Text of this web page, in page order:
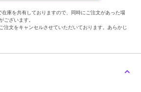
庫を共有しておりますので、同時にご注文があった場
ございます。
注文をキャンセルさせていただいております。あらかじ